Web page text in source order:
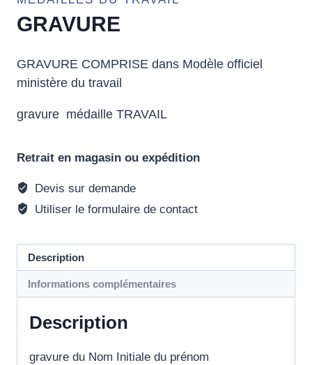
GRAVURE
GRAVURE COMPRISE dans Modèle officiel
ministère du travail
gravure médaille TRAVAIL
Retrait en magasin ou expédition
Devis sur demande
Utiliser le formulaire de contact
Description
Informations complémentaires
Description
gravure du Nom Initiale du prénom